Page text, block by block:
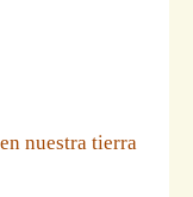
nuestra tierra